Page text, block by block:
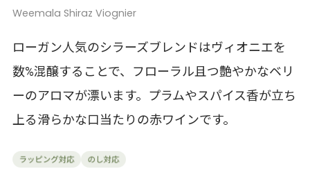
Weemala Shiraz Viognier
ローガン人気のシラーズブレンドはヴィオニエを
数%混醸することで、フローラル且つ艶やかなベリ
ーのアロマが漂います。プラムやスパイス香が立ち
上る滑らかな口当たりの赤ワインです。